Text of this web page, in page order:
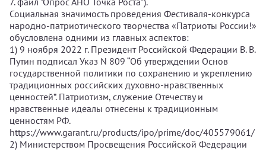
Социальная значимость проведения Фестиваля-конкурса
народно-патриотического творчества «Патриоты России!»
обусловлена одними из главных аспектов:
1) 9 ноября 2022 г. Президент Российской Федерации В. В.
Путин подписал Указ N 809 “Об утверждении Основ
государственной политики по сохранению и укреплению
традиционных российских духовно-нравственных
ценностей”. Патриотизм, служение Отечеству и
нравственные идеалы отнесены к традиционным
ценностям РФ.
https://www.garant.ru/products/ipo/prime/doc/405579061/
2) Министерством Просвещения Российской Федерации